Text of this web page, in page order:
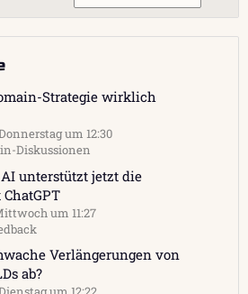
Strategie wirklich
um 12:30
Diskussionen
unterstützt jetzt die
um 11:27
Verlängerungen von
ab?